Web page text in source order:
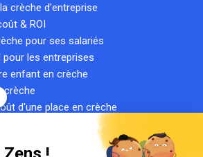
crèche d'entreprise
& ROI
pour ses salariés
pour les entreprises
enfant en crèche
crèche
d'une place en crèche
privée ?